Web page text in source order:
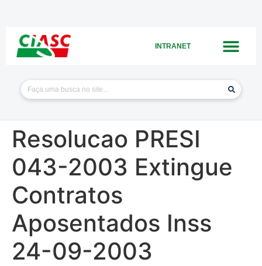
INTRANET
Resolucao PRESI
043-2003 Extingue
Contratos
Aposentados Inss
24-09-2003